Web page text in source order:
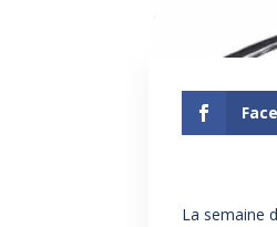
La semaine